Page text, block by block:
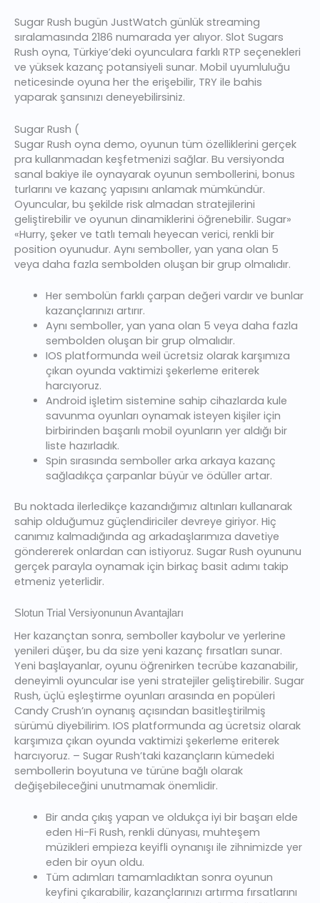
Sugar Rush bugün JustWatch günlük streaming
sıralamasında 2186 numarada yer alıyor. Slot Sugars
Rush oyna, Türkiye’deki oyunculara farklı RTP seçenekleri
ve yüksek kazanç potansiyeli sunar. Mobil uyumluluğu
neticesinde oyuna her the erişebilir, TRY ile bahis
yaparak şansınızı deneyebilirsiniz.
Sugar Rush (
Sugar Rush oyna demo, oyunun tüm özelliklerini gerçek
pra kullanmadan keşfetmenizi sağlar. Bu versiyonda
sanal bakiye ile oynayarak oyunun sembollerini, bonus
turlarını ve kazanç yapısını anlamak mümkündür.
Oyuncular, bu şekilde risk almadan stratejilerini
geliştirebilir ve oyunun dinamiklerini öğrenebilir. Sugar»
«Hurry, şeker ve tatlı temalı heyecan verici, renkli bir
position oyunudur. Aynı semboller, yan yana olan 5
veya daha fazla sembolden oluşan bir grup olmalıdır.
Her sembolün farklı çarpan değeri vardır ve bunlar
kazançlarınızı artırır.
Aynı semboller, yan yana olan 5 veya daha fazla
sembolden oluşan bir grup olmalıdır.
IOS platformunda weil ücretsiz olarak karşımıza
çıkan oyunda vaktimizi şekerleme eriterek
harcıyoruz.
Android işletim sistemine sahip cihazlarda kule
savunma oyunları oynamak isteyen kişiler için
birbirinden başarılı mobil oyunların yer aldığı bir
liste hazırladık.
Spin sırasında semboller arka arkaya kazanç
sağladıkça çarpanlar büyür ve ödüller artar.
Bu noktada ilerledikçe kazandığımız altınları kullanarak
sahip olduğumuz güçlendiriciler devreye giriyor. Hiç
canımız kalmadığında ag arkadaşlarımıza davetiye
göndererek onlardan can istiyoruz. Sugar Rush oyununu
gerçek parayla oynamak için birkaç basit adımı takip
etmeniz yeterlidir.
Slotun Trial Versiyonunun Avantajları
Her kazançtan sonra, semboller kaybolur ve yerlerine
yenileri düşer, bu da size yeni kazanç fırsatları sunar.
Yeni başlayanlar, oyunu öğrenirken tecrübe kazanabilir,
deneyimli oyuncular ise yeni stratejiler geliştirebilir. Sugar
Rush, üçlü eşleştirme oyunları arasında en popüleri
Candy Crush’ın oynanış açısından basitleştirilmiş
sürümü diyebilirim. IOS platformunda ag ücretsiz olarak
karşımıza çıkan oyunda vaktimizi şekerleme eriterek
harcıyoruz. – Sugar Rush’taki kazançların kümedeki
sembollerin boyutuna ve türüne bağlı olarak
değişebileceğini unutmamak önemlidir.
Bir anda çıkış yapan ve oldukça iyi bir başarı elde
eden Hi-Fi Rush, renkli dünyası, muhteşem
müzikleri empieza keyifli oynanışı ile zihnimizde yer
eden bir oyun oldu.
Tüm adımları tamamladıktan sonra oyunun
keyfini çıkarabilir, kazançlarınızı artırma fırsatlarını